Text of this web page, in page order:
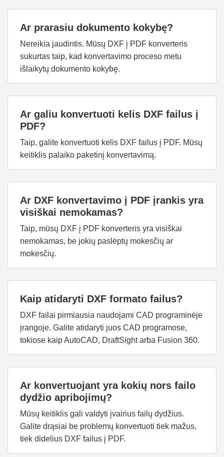
Ar prarasiu dokumento kokybę?
Nereikia jaudintis. Mūsų DXF į PDF konverteris
sukurtas taip, kad konvertavimo proceso metu
išlaikytų dokumento kokybę.
Ar galiu konvertuoti kelis DXF failus į
PDF?
Taip, galite konvertuoti kelis DXF failus į PDF. Mūsų
keitiklis palaiko paketinį konvertavimą.
Ar DXF konvertavimo į PDF įrankis yra
visiškai nemokamas?
Taip, mūsų DXF į PDF konverteris yra visiškai
nemokamas, be jokių paslėptų mokesčių ar
mokesčių.
Kaip atidaryti DXF formato failus?
DXF failai pirmiausia naudojami CAD programinėje
įrangoje. Galite atidaryti juos CAD programose,
tokiose kaip AutoCAD, DraftSight arba Fusion 360.
Ar konvertuojant yra kokių nors failo
dydžio apribojimų?
Mūsų keitiklis gali valdyti įvairius failų dydžius.
Galite drąsiai be problemų konvertuoti tiek mažus,
tiek didelius DXF failus į PDF.